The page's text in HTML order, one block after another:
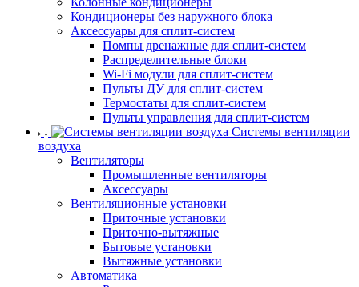
Кондиционеры без наружного блока
Аксессуары для сплит-систем
Помпы дренажные для сплит-систем
Распределительные блоки
Wi-Fi модули для сплит-систем
Пульты ДУ для сплит-систем
Термостаты для сплит-систем
Пульты управления для сплит-систем
Системы вентиляции
воздуха
Вентиляторы
Промышленные вентиляторы
Аксессуары
Вентиляционные установки
Приточные установки
Приточно-вытяжные
Бытовые установки
Вытяжные установки
Автоматика